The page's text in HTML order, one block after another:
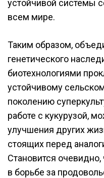
устойчивой системы
всем мире.
Таким образом,
генетического
биотехнологиями
устойчивому
поколению
работе с кукурузой,
улучшения других
стоящих перед
Становится
в борьбе за